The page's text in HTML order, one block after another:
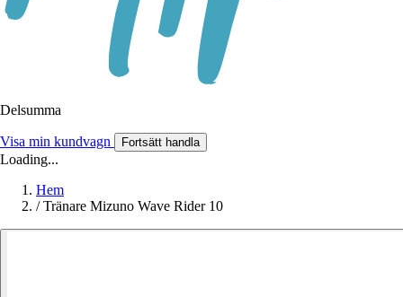
Delsumma
Visa min kundvagn Fortsätt handla
Loading...
Hem
/ Tränare Mizuno Wave Rider 10